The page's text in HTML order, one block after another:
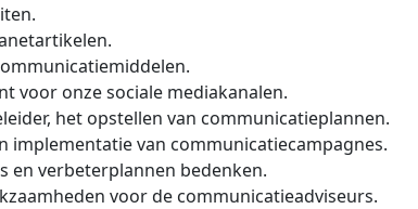
voor onze sociale mediakanalen.
het opstellen van communicatieplannen.
implementatie van communicatiecampagnes.
en verbeterplannen bedenken.
voor de communicatieadviseurs.